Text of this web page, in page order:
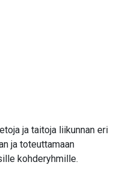
ja taitoja liikunnan eri
ja toteuttamaan
kohderyhmille.